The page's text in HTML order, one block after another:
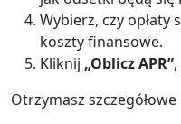
Wybierz, czy
koszty finansowe.
Kliknij „Oblicz APR”
Otrzymasz